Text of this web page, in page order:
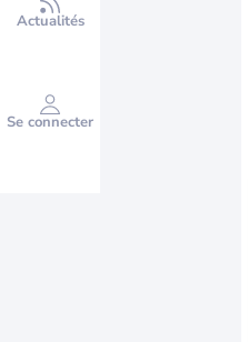
Actualités
Se connecter